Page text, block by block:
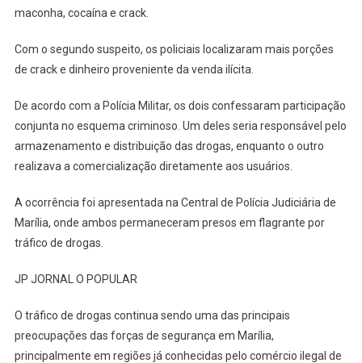
maconha, cocaína e crack.
Com o segundo suspeito, os policiais localizaram mais porções
de crack e dinheiro proveniente da venda ilícita.
De acordo com a Polícia Militar, os dois confessaram participação
conjunta no esquema criminoso. Um deles seria responsável pelo
armazenamento e distribuição das drogas, enquanto o outro
realizava a comercialização diretamente aos usuários.
A ocorrência foi apresentada na Central de Polícia Judiciária de
Marília, onde ambos permaneceram presos em flagrante por
tráfico de drogas.
JP JORNAL O POPULAR
O tráfico de drogas continua sendo uma das principais
preocupações das forças de segurança em Marília,
principalmente em regiões já conhecidas pelo comércio ilegal de